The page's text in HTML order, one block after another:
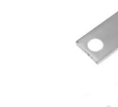
POLITIQUE